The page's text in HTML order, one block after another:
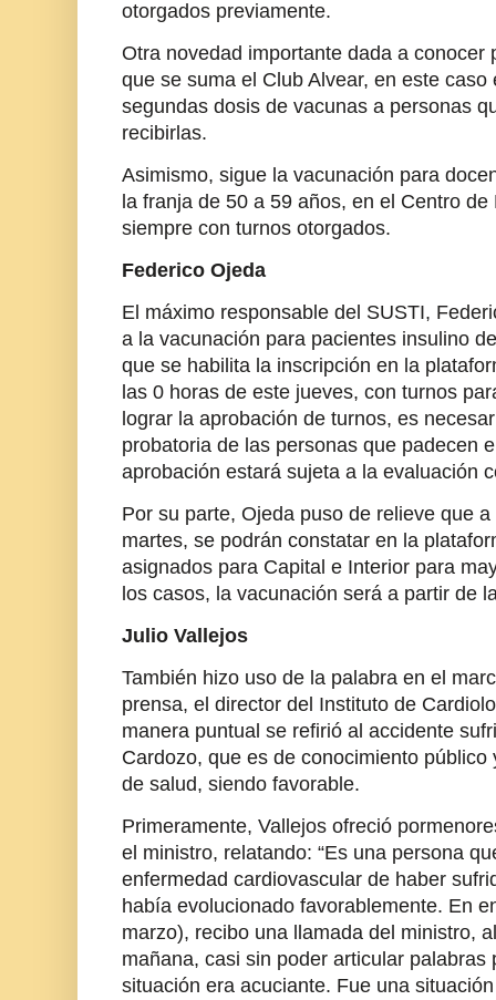
otorgados previamente.
Otra novedad importante dada a conocer
que se suma el Club Alvear, en este
segundas dosis de vacunas a personas
recibirlas.
Asimismo, sigue la vacunación para
la franja de 50 a 59 años, en el Centro
siempre con turnos otorgados.
Federico Ojeda
El máximo responsable del SUSTI,
a la vacunación para pacientes insulino
que se habilita la inscripción en la
las 0 horas de este jueves, con turnos
lograr la aprobación de turnos, es
probatoria de las personas que padecen
aprobación estará sujeta a la evaluación
Por su parte, Ojeda puso de relieve que
martes, se podrán constatar en la
asignados para Capital e Interior para
los casos, la vacunación será a partir de
Julio Vallejos
También hizo uso de la palabra en el
prensa, el director del Instituto de
manera puntual se refirió al accidente
Cardozo, que es de conocimiento
de salud, siendo favorable.
Primeramente, Vallejos ofreció
el ministro, relatando: “Es una persona
enfermedad cardiovascular de haber
había evolucionado favorablemente. En
marzo), recibo una llamada del ministro,
mañana, casi sin poder articular palabras
situación era acuciante. Fue una